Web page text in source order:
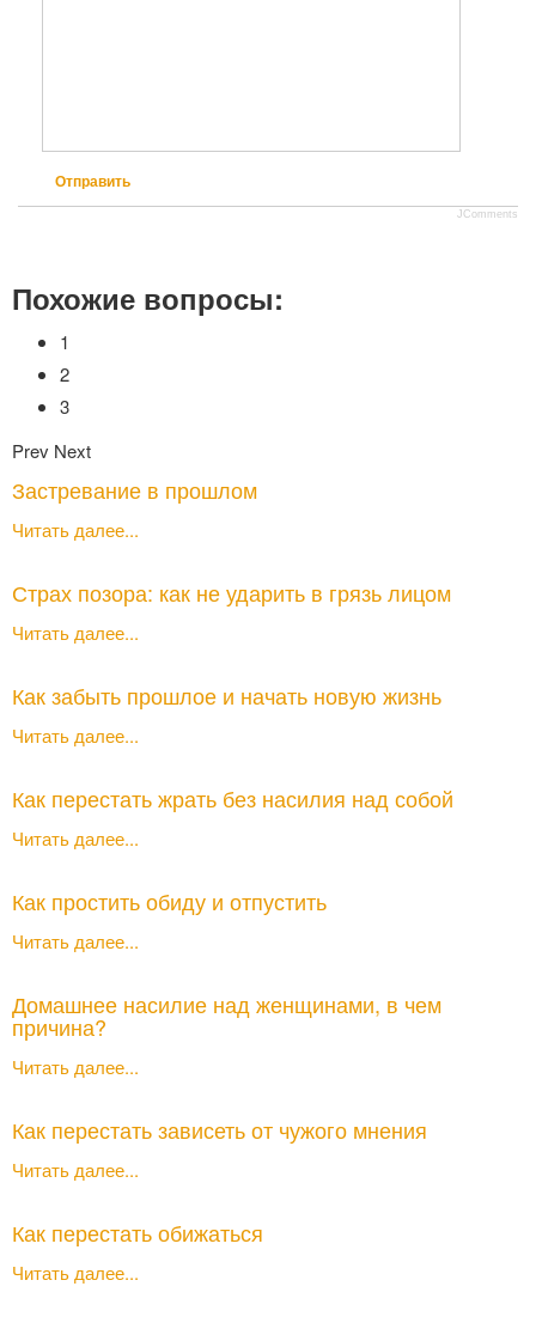
Отправить
JComments
Похожие вопросы:
1
2
3
Prev Next
Застревание в прошлом
Читать далее...
Страх позора: как не ударить в грязь лицом
Читать далее...
Как забыть прошлое и начать новую жизнь
Читать далее...
Как перестать жрать без насилия над собой
Читать далее...
Как простить обиду и отпустить
Читать далее...
Домашнее насилие над женщинами, в чем
причина?
Читать далее...
Как перестать зависеть от чужого мнения
Читать далее...
Как перестать обижаться
Читать далее...